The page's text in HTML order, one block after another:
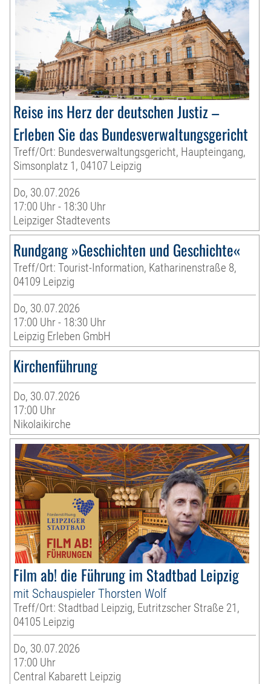
Reise ins Herz der deutschen Justiz –
Erleben Sie das Bundesverwaltungsgericht
Treff/Ort: Bundesverwaltungsgericht, Haupteingang,
Simsonplatz 1, 04107 Leipzig
Do, 30.07.2026
17:00 Uhr - 18:30 Uhr
Leipziger Stadtevents
Rundgang »Geschichten und Geschichte«
Treff/Ort: Tourist-Information, Katharinenstraße 8,
04109 Leipzig
Do, 30.07.2026
17:00 Uhr - 18:30 Uhr
Leipzig Erleben GmbH
Kirchenführung
Do, 30.07.2026
17:00 Uhr
Nikolaikirche
Film ab! die Führung im Stadtbad Leipzig
mit Schauspieler Thorsten Wolf
Treff/Ort: Stadtbad Leipzig, Eutritzscher Straße 21,
04105 Leipzig
Do, 30.07.2026
17:00 Uhr
Central Kabarett Leipzig